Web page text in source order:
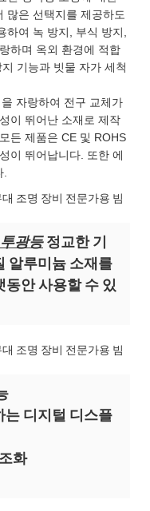
많은 선택지를 제공하도
여 녹 방지, 부식 방지,
하며 옥외 환경에 적합
기능과 빗물 자가 세척
자랑하여 전구 교체가
이 뛰어난 소재로 제작
든 제품은 CE 및 ROHS
이 뛰어납니다. 또한 에
투광등정교한 기
알루미늄 소재를
안 사용할 수 있
는 디지털 디스플
화